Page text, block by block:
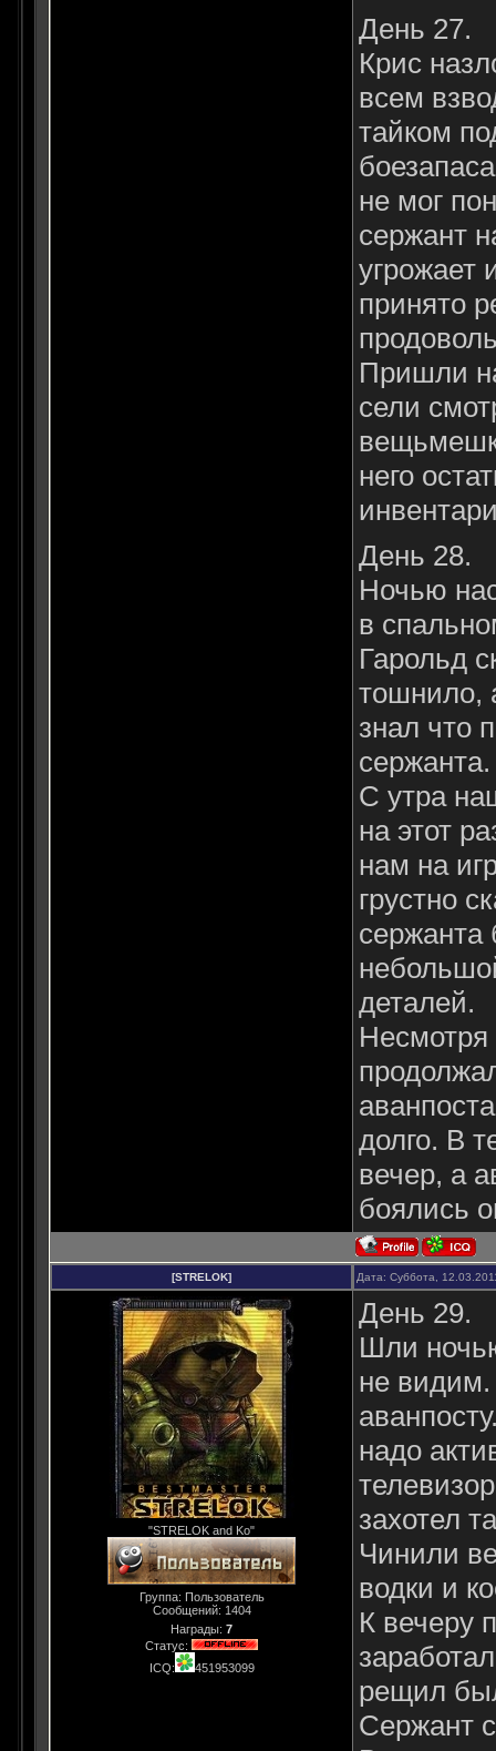
День 27.
Крис
всем
тайком
не мог
сержант
принято
Пришли
сели
него
День 28.
Ночью
в
Гарольд
тошнило,
знал что
сержанта.
С утра
на этот
нам на
грустно
сержанта
деталей.
долго. В
вечер, а
боялись
[STRELOK] Дата: Суббота,
"STRELOK and Ko"
Группа: Пользователь
Сообщений: 1404
Награды: 7
Статус:
ICQ:
451953099
День 29.
Шли
не
надо
захотел
Чинили
водки и
К вечеру
рещил
Сержант